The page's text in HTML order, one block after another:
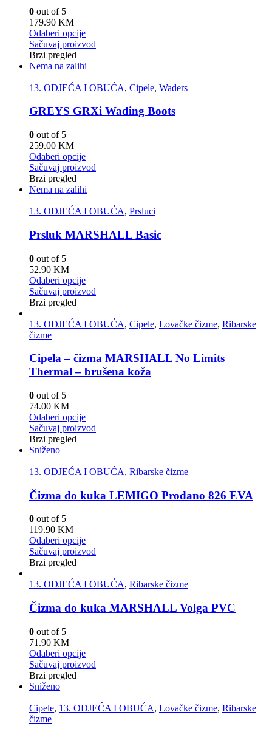
0 out of 5
179.90 KM
Odaberi opcije
Sačuvaj proizvod
Brzi pregled
Nema na zalihi
13. ODJEĆA I OBUĆA, Cipele, Waders
GREYS GRXi Wading Boots
0 out of 5
259.00 KM
Odaberi opcije
Sačuvaj proizvod
Brzi pregled
Nema na zalihi
13. ODJEĆA I OBUĆA, Prsluci
Prsluk MARSHALL Basic
0 out of 5
52.90 KM
Odaberi opcije
Sačuvaj proizvod
Brzi pregled
13. ODJEĆA I OBUĆA, Cipele, Lovačke čizme, Ribarske
čizme
Cipela – čizma MARSHALL No Limits
Thermal – brušena koža
0 out of 5
74.00 KM
Odaberi opcije
Sačuvaj proizvod
Brzi pregled
Sniženo
13. ODJEĆA I OBUĆA, Ribarske čizme
Čizma do kuka LEMIGO Prodano 826 EVA
0 out of 5
119.90 KM
Odaberi opcije
Sačuvaj proizvod
Brzi pregled
13. ODJEĆA I OBUĆA, Ribarske čizme
Čizma do kuka MARSHALL Volga PVC
0 out of 5
71.90 KM
Odaberi opcije
Sačuvaj proizvod
Brzi pregled
Sniženo
Cipele, 13. ODJEĆA I OBUĆA, Lovačke čizme, Ribarske
čizme